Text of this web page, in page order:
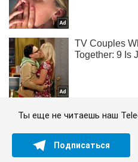
Ты еще не читаешь наш
Подписаться